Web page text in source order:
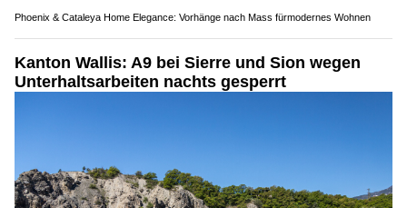
Phoenix & Cataleya Home Elegance: Vorhänge nach Mass fürmodernes Wohnen
Kanton Wallis: A9 bei Sierre und Sion wegen
Unterhaltsarbeiten nachts gesperrt